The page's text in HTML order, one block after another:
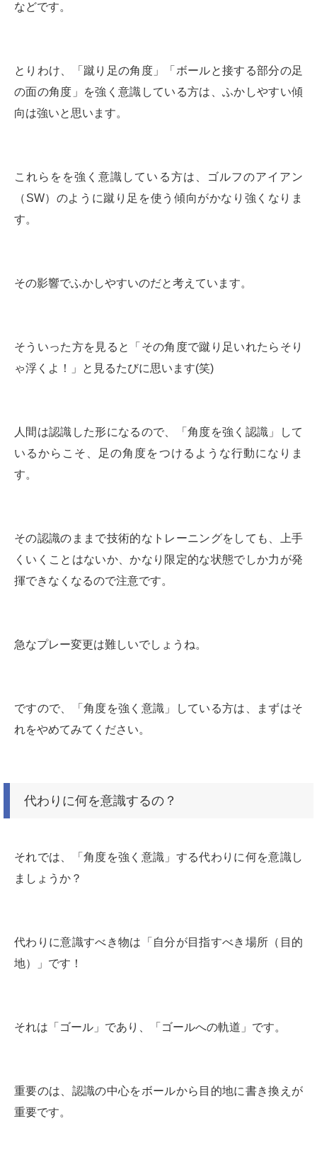
などです。
とりわけ、「蹴り足の角度」「ボールと接する部分の足
の面の角度」を強く意識している方は、ふかしやすい傾
向は強いと思います。
これらをを強く意識している方は、ゴルフのアイアン
（SW）のように蹴り足を使う傾向がかなり強くなりま
す。
その影響でふかしやすいのだと考えています。
そういった方を見ると「その角度で蹴り足いれたらそり
ゃ浮くよ！」と見るたびに思います(笑)
人間は認識した形になるので、「角度を強く認識」して
いるからこそ、足の角度をつけるような行動になりま
す。
その認識のままで技術的なトレーニングをしても、上手
くいくことはないか、かなり限定的な状態でしか力が発
揮できなくなるので注意です。
急なプレー変更は難しいでしょうね。
ですので、「角度を強く意識」している方は、まずはそ
れをやめてみてください。
代わりに何を意識するの？
それでは、「角度を強く意識」する代わりに何を意識し
ましょうか？
代わりに意識すべき物は「自分が目指すべき場所（目的
地）」です！
それは「ゴール」であり、「ゴールへの軌道」です。
重要のは、認識の中心をボールから目的地に書き換えが
重要です。